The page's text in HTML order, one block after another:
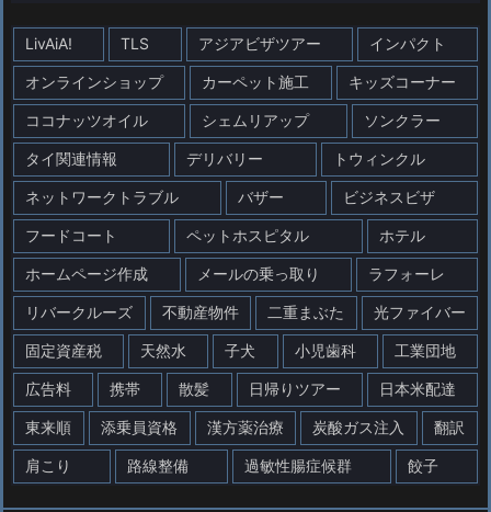
LivAiA! TLS アジアビザツアー インパクト
オンラインショップ カーペット施工 キッズコーナー
ココナッツオイル シェムリアップ ソンクラー
タイ関連情報 デリバリー トウィンクル
ネットワークトラブル バザー ビジネスビザ
フードコート ペットホスピタル ホテル
ホームページ作成 メールの乗っ取り ラフォーレ
リバークルーズ 不動産物件 二重まぶた 光ファイバー
固定資産税 天然水 子犬 小児歯科 工業団地
広告料 携帯 散髪 日帰りツアー 日本米配達
東来順 添乗員資格 漢方薬治療 炭酸ガス注入 翻訳
肩こり 路線整備 過敏性腸症候群 餃子